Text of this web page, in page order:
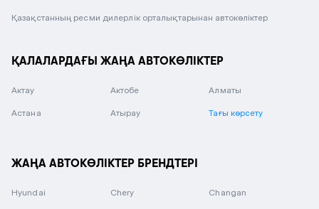
Қазақстанның ресми дилерлік орталықтарынан автокөліктер
ҚАЛАЛАРДАҒЫ ЖАҢА АВТОКӨЛІКТЕР
Актау Актобе Алматы
Астана Атырау Тағы көрсету
ЖАҢА АВТОКӨЛІКТЕР БРЕНДТЕРІ
Hyundai Chery Changan